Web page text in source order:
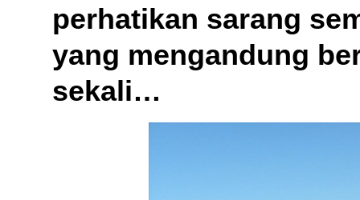
perhatikan sarang
yang mengandung
sekali…